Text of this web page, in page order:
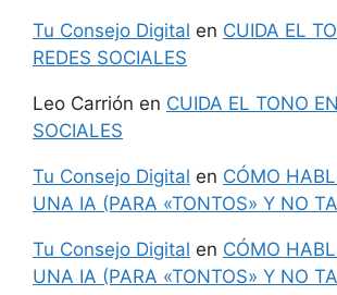
Tu Consejo Digital en CUIDA EL
REDES SOCIALES
Leo Carrión en CUIDA EL TONO
SOCIALES
Tu Consejo Digital en CÓMO
UNA IA (PARA «TONTOS» Y NO
Tu Consejo Digital en CÓMO
UNA IA (PARA «TONTOS» Y NO